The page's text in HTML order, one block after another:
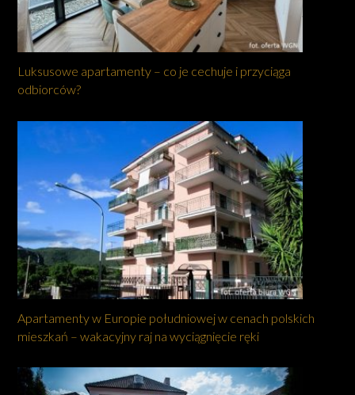
Luksusowe apartamenty – co je cechuje i przyciąga
odbiorców?
Apartamenty w Europie południowej w cenach polskich
mieszkań – wakacyjny raj na wyciągnięcie ręki